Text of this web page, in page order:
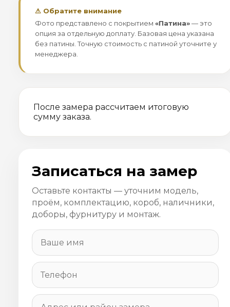
⚠ Обратите внимание
Фото представлено с покрытием «Патина»— это
опция за отдельную доплату. Базовая цена указана
без патины. Точную стоимость с патиной уточните у
менеджера.
После замера рассчитаем итоговую
сумму заказа.
Записаться на замер
Оставьте контакты — уточним модель,
проём, комплектацию, короб, наличники,
доборы, фурнитуру и монтаж.